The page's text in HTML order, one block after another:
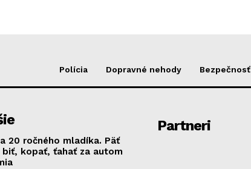
Polícia Dopravné nehody Bezpečnosť
20 ročného mladíka. Päť
biť, kopať, ťahať za autom
Partneri